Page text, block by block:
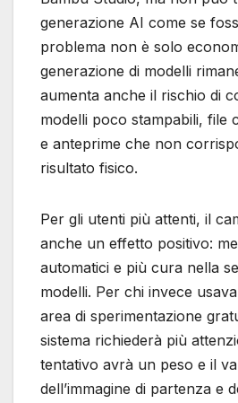
generazione AI come se
problema non è solo
generazione di modelli
aumenta anche il rischio di
modelli poco stampabili, file
e anteprime che non
risultato fisico.
Per gli utenti più attenti, il
anche un effetto positivo:
automatici e più cura nella
modelli. Per chi invece
area di sperimentazione
sistema richiederà più
tentativo avrà un peso e il
dell’immagine di partenza e